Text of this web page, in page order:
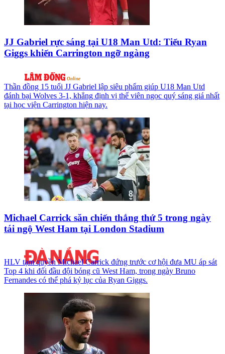
JJ Gabriel rực sáng tại U18 Man Utd: Tiểu Ryan
Giggs khiến Carrington ngỡ ngàng
Thần đồng 15 tuổi JJ Gabriel lập siêu phẩm giúp U18 Man Utd
đánh bại Wolves 3-1, khẳng định vị thế viên ngọc quý sáng giá nhất
tại học viện Carrington hiện nay.
Michael Carrick săn chiến thắng thứ 5 trong ngày
tái ngộ West Ham tại London Stadium
HLV tạm quyền Michael Carrick đứng trước cơ hội đưa MU áp sát
Top 4 khi đối đầu đội bóng cũ West Ham, trong ngày Bruno
Fernandes có thể phá kỷ lục của Ryan Giggs.